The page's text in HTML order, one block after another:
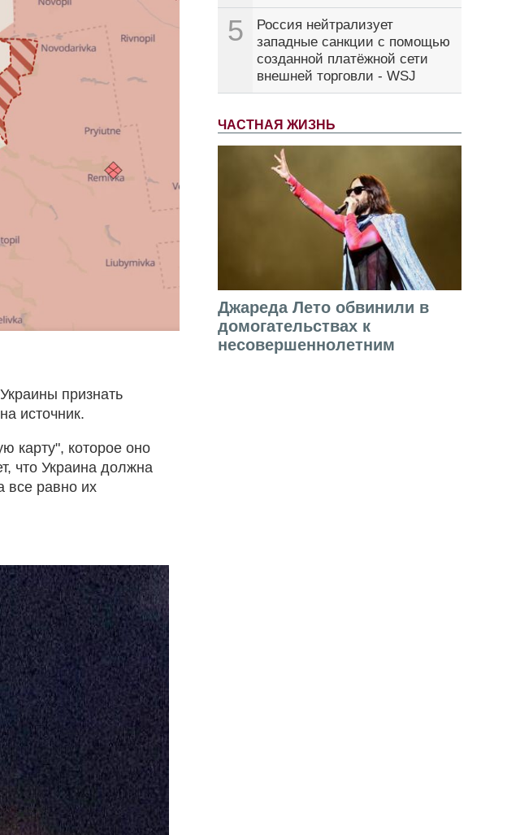
5
Россия нейтрализует
западные санкции с помощью
созданной платёжной сети
внешней торговли - WSJ
ЧАСТНАЯ ЖИЗНЬ
Джареда Лето обвинили в
домогательствах к
несовершеннолетним
признать
источник.
карту", которое оно
что Украина должна
все равно их